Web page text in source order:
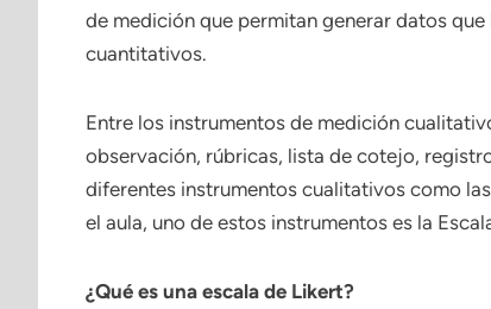
de medición que permitan generar datos
cuantitativos.
Entre los instrumentos de medición
observación, rúbricas, lista de cotejo,
diferentes instrumentos cualitativos como
el aula, uno de estos instrumentos es la
¿Qué es una escala de Likert?